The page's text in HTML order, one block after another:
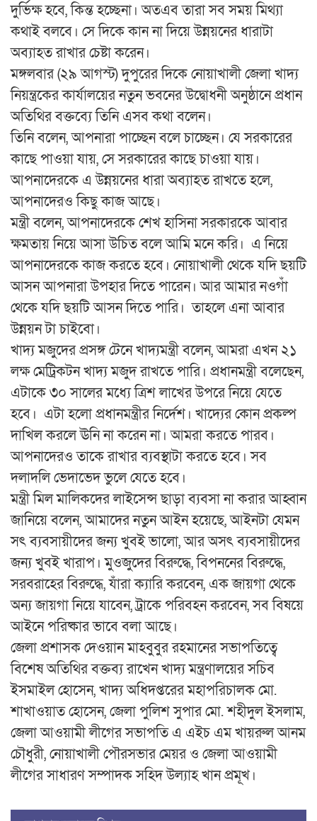
দুর্ভিক্ষ হবে, কিন্ত হচ্ছেনা। অতএব তারা সব সময় মিথ্যা
কথাই বলবে। সে দিকে কান না দিয়ে উন্নয়নের ধারাটা
অব্যাহত রাখার চেষ্টা করেন।
মঙ্গলবার (২৯ আগস্ট) দুপুরের দিকে নোয়াখালী জেলা খাদ্য
নিয়ন্ত্রকের কার্যালয়ের নতুন ভবনের উদ্বোধনী অনুষ্ঠানে প্রধান
অতিথির বক্তব্যে তিনি এসব কথা বলেন।
তিনি বলেন, আপনারা পাচ্ছেন বলে চাচ্ছেন। যে সরকারের
কাছে পাওয়া যায়, সে সরকারের কাছে চাওয়া যায়।
আপনাদেরকে এ উন্নয়নের ধারা অব্যাহত রাখতে হলে,
আপনাদেরও কিছু কাজ আছে।
মন্ত্রী বলেন, আপনাদেরকে শেখ হাসিনা সরকারকে আবার
ক্ষমতায় নিয়ে আসা উচিত বলে আমি মনে করি। এ নিয়ে
আপনাদেরকে কাজ করতে হবে। নোয়াখালী থেকে যদি ছয়টি
আসন আপনারা উপহার দিতে পারেন। আর আমার নওগাঁ
থেকে যদি ছয়টি আসন দিতে পারি। তাহলে এনা আবার
উন্নয়ন টা চাইবো।
খাদ্য মজুদের প্রসঙ্গ টেনে খাদ্যমন্ত্রী বলেন, আমরা এখন ২১
লক্ষ মেট্রিকটন খাদ্য মজুদ রাখতে পারি। প্রধানমন্ত্রী বলেছেন,
এটাকে ৩০ সালের মধ্যে ত্রিশ লাখের উপরে নিয়ে যেতে
হবে। এটা হলো প্রধানমন্ত্রীর নির্দেশ। খাদ্যের কোন প্রকল্প
দাখিল করলে ঊনি না করেন না। আমরা করতে পারব।
আপনাদেরও তাকে রাখার ব্যবস্থাটা করতে হবে। সব
দলাদলি ভেদাভেদ ভুলে যেতে হবে।
মন্ত্রী মিল মালিকদের লাইসেন্স ছাড়া ব্যবসা না করার আহ্বান
জানিয়ে বলেন, আমাদের নতুন আইন হয়েছে, আইনটা যেমন
সৎ ব্যবসায়ীদের জন্য খুবই ভালো, আর অসৎ ব্যবসায়ীদের
জন্য খুবই খারাপ। মুওজুদের বিরুদ্ধে, বিপননের বিরুদ্ধে,
সরবরাহের বিরুদ্ধে, যাঁরা ক্যারি করবেন, এক জায়গা থেকে
অন্য জায়গা নিয়ে যাবেন, ট্রাকে পরিবহন করবেন, সব বিষয়ে
আইনে পরিষ্কার ভাবে বলা আছে।
জেলা প্রশাসক দেওয়ান মাহবুবুর রহমানের সভাপতিত্বে
বিশেষ অতিথির বক্তব্য রাখেন খাদ্য মন্ত্রণালয়ের সচিব
ইসমাইল হোসেন, খাদ্য অধিদপ্তরের মহাপরিচালক মো.
শাখাওয়াত হোসেন, জেলা পুলিশ সুপার মো. শহীদুল ইসলাম,
জেলা আওয়ামী লীগের সভাপতি এ এইচ এম খায়রুল আনম
চৌধুরী, নোয়াখালী পৌরসভার মেয়র ও জেলা আওয়ামী
লীগের সাধারণ সম্পাদক সহিদ উল্যাহ খান প্রমূখ।